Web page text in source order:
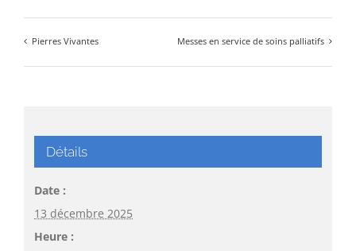
Pierres Vivantes Messes en service de soins palliatifs
Détails
Date :
13 décembre 2025
Heure :